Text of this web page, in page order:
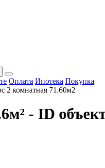
Оплата Ипотека Покупка
2 комнатная 71.60м2
- ID